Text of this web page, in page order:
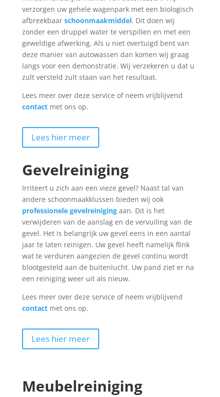
verzorgen uw gehele wagenpark met een biologisch
afbreekbaar schoonmaakmiddel. Dit doen wij
zonder een druppel water te verspillen en met een
geweldige afwerking. Als u niet overtuigd bent van
deze manier van autowassen dan komen wij graag
langs voor een demonstratie. Wij verzekeren u dat u
zult versteld zult staan van het resultaat.
Lees meer over deze service of neem vrijblijvend
contact met ons op.
Lees hier meer
Gevelreiniging
Irriteert u zich aan een vieze gevel? Naast tal van
andere schoonmaakklussen bieden wij ook
professionele gevelreinigingaan. Dit is het
verwijderen van de aanslag en de vervuiling van de
gevel. Het is belangrijk uw gevel eens in een aantal
jaar te laten reinigen. Uw gevel heeft namelijk flink
wat te verduren aangezien de gevel continu wordt
blootgesteld aan de buitenlucht. Uw pand ziet er na
een reiniging weer uit als nieuw.
Lees meer over deze service of neem vrijblijvend
contact met ons op.
Lees hier meer
Meubelreiniging